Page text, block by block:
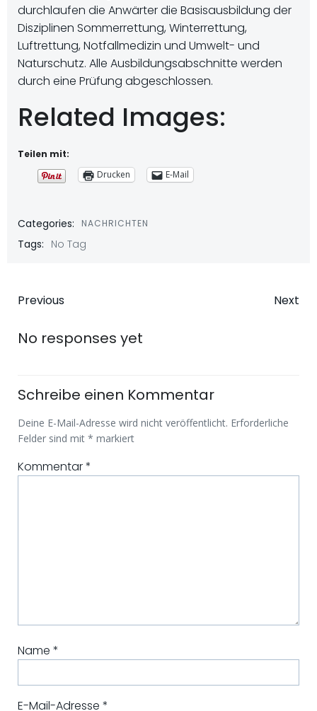
durchlaufen die Anwärter die Basisausbildung der
Disziplinen Sommerrettung, Winterrettung,
Luftrettung, Notfallmedizin und Umwelt- und
Naturschutz. Alle Ausbildungsabschnitte werden
durch eine Prüfung abgeschlossen.
Related Images:
Teilen mit:
Drucken
E-Mail
Categories: NACHRICHTEN
Tags: No Tag
Beitragsnavigation
Previous Next
No responses yet
Schreibe einen Kommentar
Deine E-Mail-Adresse wird nicht veröffentlicht. Erforderliche
Felder sind mit * markiert
Kommentar*
Name *
E-Mail-Adresse *